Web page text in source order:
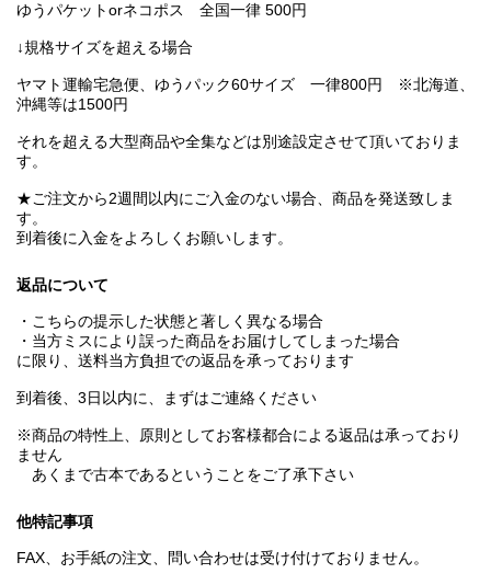
ゆうパケットorネコポス 全国一律 500円
↓規格サイズを超える場合
ヤマト運輸宅急便、ゆうパック60サイズ 一律800円 ※北海道、
沖縄等は1500円
それを超える大型商品や全集などは別途設定させて頂いておりま
す。
★ご注文から2週間以内にご入金のない場合、商品を発送致しま
す。
到着後に入金をよろしくお願いします。
返品について
・こちらの提示した状態と著しく異なる場合
・当方ミスにより誤った商品をお届けしてしまった場合
に限り、送料当方負担での返品を承っております
到着後、3日以内に、まずはご連絡ください
※商品の特性上、原則としてお客様都合による返品は承っており
ません
あくまで古本であるということをご了承下さい
他特記事項
FAX、お手紙の注文、問い合わせは受け付けておりません。